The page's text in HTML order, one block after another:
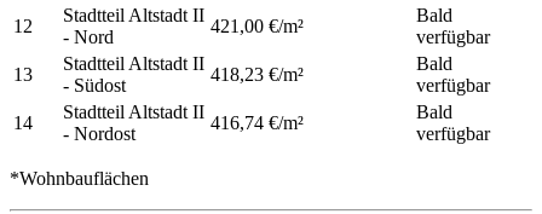
12
Stadtteil Altstadt II
- Nord
421,00 €/m²
Bald
verfügbar
13
Stadtteil Altstadt II
- Südost
418,23 €/m²
Bald
verfügbar
14
Stadtteil Altstadt II
- Nordost
416,74 €/m²
Bald
verfügbar
*Wohnbauflächen